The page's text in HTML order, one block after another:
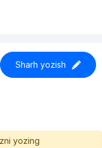
Sharh yozish
yozing